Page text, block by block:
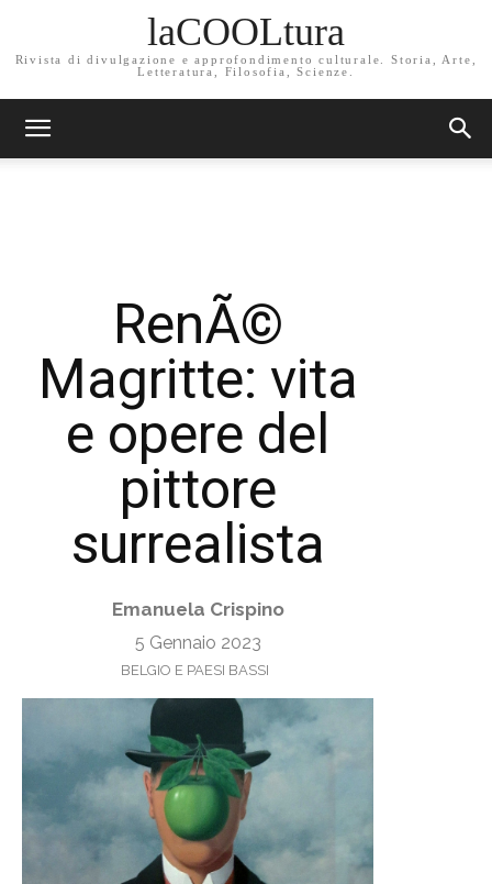
laCOOLtura
Rivista di divulgazione e approfondimento culturale. Storia, Arte,
Letteratura, Filosofia, Scienze.
RenÃ©
Magritte: vita
e opere del
pittore
surrealista
Emanuela Crispino
5 Gennaio 2023
BELGIO E PAESI BASSI